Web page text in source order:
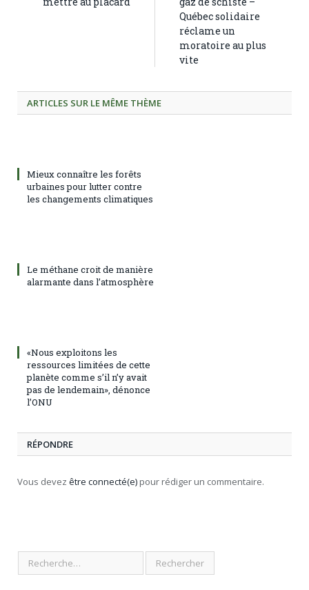
Québec solidaire
réclame un
moratoire au plus
vite
ARTICLES SUR LE MÊME THÈME
Mieux connaître les forêts
urbaines pour lutter contre
les changements climatiques
Le méthane croit de manière
alarmante dans l’atmosphère
«Nous exploitons les
ressources limitées de cette
planète comme s’il n’y avait
pas de lendemain», dénonce
l’ONU
RÉPONDRE
Vous devez être connecté(e) pour rédiger un commentaire.